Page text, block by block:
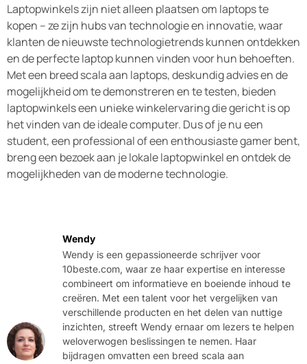
Laptopwinkels zijn niet alleen plaatsen om laptops te
kopen – ze zijn hubs van technologie en innovatie, waar
klanten de nieuwste technologietrends kunnen ontdekken
en de perfecte laptop kunnen vinden voor hun behoeften.
Met een breed scala aan laptops, deskundig advies en de
mogelijkheid om te demonstreren en te testen, bieden
laptopwinkels een unieke winkelervaring die gericht is op
het vinden van de ideale computer. Dus of je nu een
student, een professional of een enthousiaste gamer bent,
breng een bezoek aan je lokale laptopwinkel en ontdek de
mogelijkheden van de moderne technologie.
Wendy
Wendy is een gepassioneerde schrijver voor
10beste.com, waar ze haar expertise en interesse
combineert om informatieve en boeiende inhoud te
creëren. Met een talent voor het vergelijken van
verschillende producten en het delen van nuttige
inzichten, streeft Wendy ernaar om lezers te helpen
weloverwogen beslissingen te nemen. Haar
bijdragen omvatten een breed scala aan